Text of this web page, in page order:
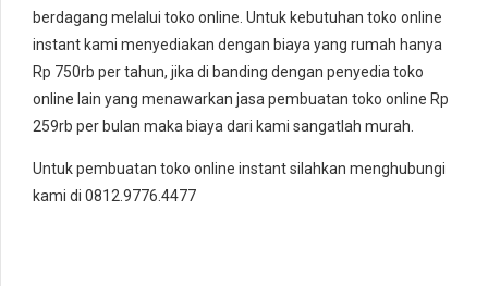
berdagang melalui toko online. Untuk kebutuhan toko online
instant kami menyediakan dengan biaya yang rumah hanya
Rp 750rb per tahun, jika di banding dengan penyedia toko
online lain yang menawarkan jasa pembuatan toko online Rp
259rb per bulan maka biaya dari kami sangatlah murah.
Untuk pembuatan toko online instant silahkan menghubungi
kami di 0812.9776.4477